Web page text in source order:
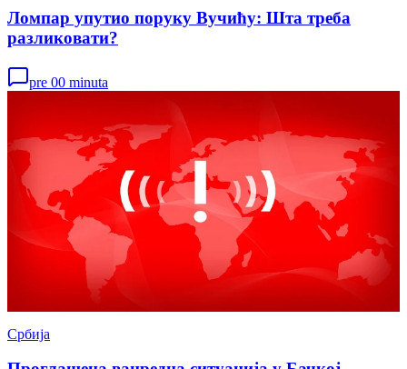
Ломпар упутио поруку Вучићу: Шта треба
разликовати?
pre 00 minuta
Србија